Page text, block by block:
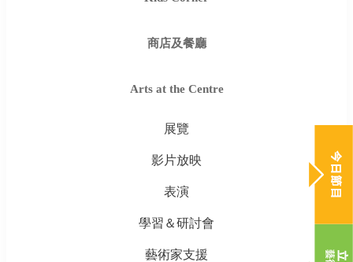
商店及餐廳
Arts at the Centre
展覽
影片放映
表演
學習＆研討會
藝術家支援